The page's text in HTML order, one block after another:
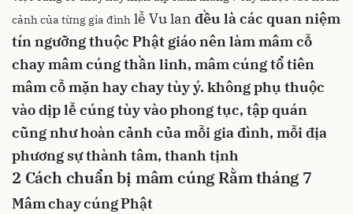
cảnh của từng gia đình lễ Vu lan đều là các quan niệm
tín ngưỡng thuộc Phật giáonên làm mâm cỗ
chaymâm cúng thần linh, mâm cúng tổ tiên
mâm cỗ mặn hay chay tùy ý. không phụ thuộc
vào dịp lễ cúngtùy vào phong tục, tập quán
cũng như hoàn cảnh của mỗi gia đình, mỗi địa
phươngsự thành tâm, thanh tịnh
2 Cách chuẩn bị mâm cúng Rằm tháng 7
Mâm chay cúng Phật